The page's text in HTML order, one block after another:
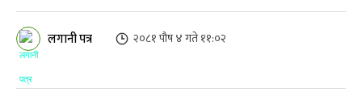
लगानी पत्र २०८१ पौष ४ गते ११:०२